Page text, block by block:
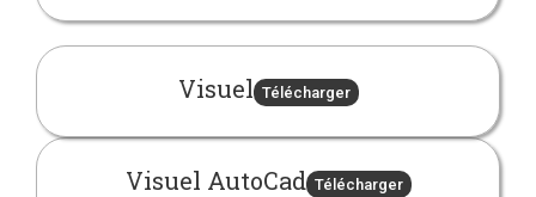
Visuel Télécharger
Visuel AutoCad Télécharger